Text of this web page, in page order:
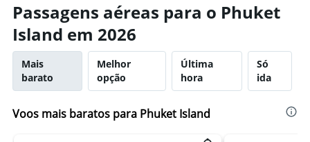
Passagens aéreas para o Phuket
Island em 2026
Mais
barato
Melhor
opção
Última
hora
Só
ida
Voos mais baratos para Phuket Island